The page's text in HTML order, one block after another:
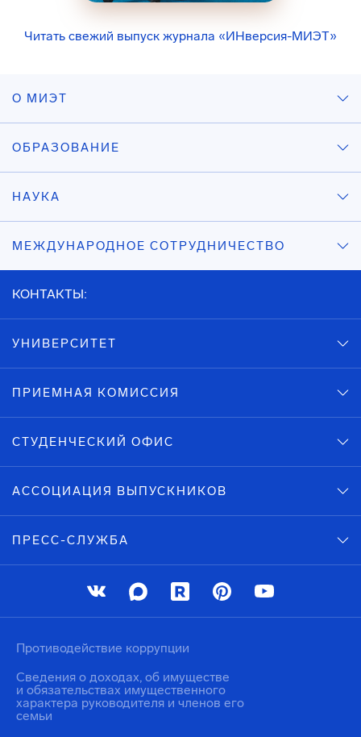
Читать свежий выпуск журнала «ИНверсия-МИЭТ»
О МИЭТ
ОБРАЗОВАНИЕ
НАУКА
МЕЖДУНАРОДНОЕ СОТРУДНИЧЕСТВО
КОНТАКТЫ:
УНИВЕРСИТЕТ
ПРИЕМНАЯ КОМИССИЯ
СТУДЕНЧЕСКИЙ ОФИС
АССОЦИАЦИЯ ВЫПУСКНИКОВ
ПРЕСС-СЛУЖБА
Противодействие коррупции
Сведения о доходах, об имуществе
и обязательствах имущественного
характера руководителя и членов его
семьи